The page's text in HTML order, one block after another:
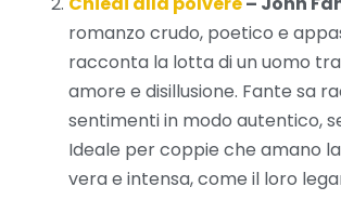
romanzo crudo, poetico e
racconta la lotta di un uomo
amore e disillusione. Fante sa
sentimenti in modo autentico,
Ideale per coppie che amano
vera e intensa, come il loro